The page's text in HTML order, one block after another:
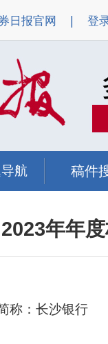
日报官网 登
航 稿件
年年
长沙银行